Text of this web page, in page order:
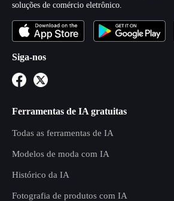
soluções de comércio eletrônico.
Siga-nos
Ferramentas de IA gratuitas
Todas as ferramentas de IA
Modelos de moda com IA
Histórico da IA
Fotografia de produtos com IA